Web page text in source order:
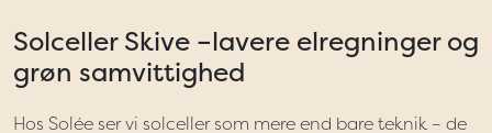
Solceller Skive –lavere elregninger og
grøn samvittighed
Hos Solée ser vi solceller som mere end bare teknik – de